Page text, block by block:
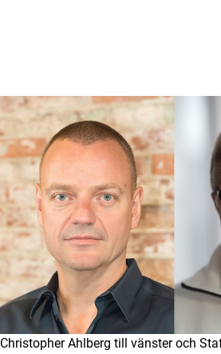
Christopher Ahlberg till vänster och